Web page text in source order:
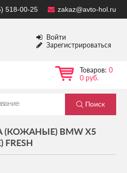
zakaz@avto-hol.ru
518-00-25
Войти
Зарегистрироваться
Товаров: 0
0 руб.
BMW X5